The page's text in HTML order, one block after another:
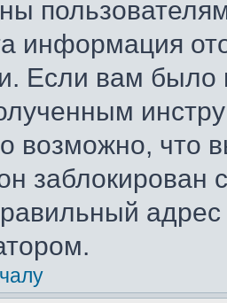
информация
Если вам
возможно, что
адрес